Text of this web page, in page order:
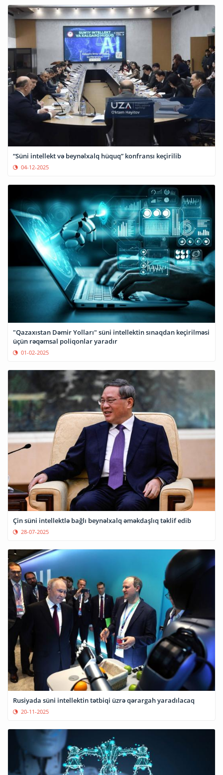
“Süni intellekt və beynəlxalq hüquq” konfransı keçirilib
04-12-2025
"Qazaxıstan Dəmir Yolları" süni intellektin sınaqdan keçirilməsi
üçün rəqəmsal poliqonlar yaradır
01-02-2025
Çin süni intellektlə bağlı beynəlxalq əməkdaşlıq təklif edib
28-07-2025
Rusiyada süni intellektin tətbiqi üzrə qərargah yaradılacaq
20-11-2025